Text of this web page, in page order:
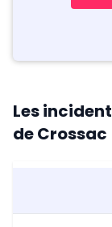
Les
de Crossac